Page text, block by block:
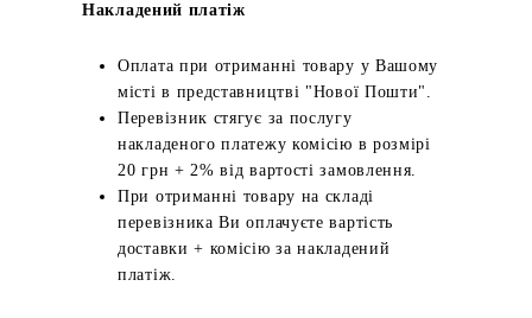
Накладений платіж
Оплата при отриманні товару у Вашому
місті в представництві "Нової Пошти".
Перевізник стягує за послугу
накладеного платежу комісію в розмірі
20 грн + 2% від вартості замовлення.
При отриманні товару на складі
перевізника Ви оплачуєте вартість
доставки + комісію за накладений
платіж.